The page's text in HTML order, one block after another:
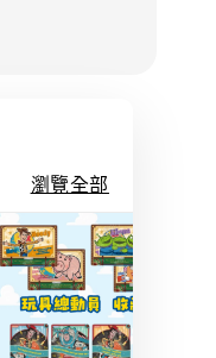
瀏覽全部